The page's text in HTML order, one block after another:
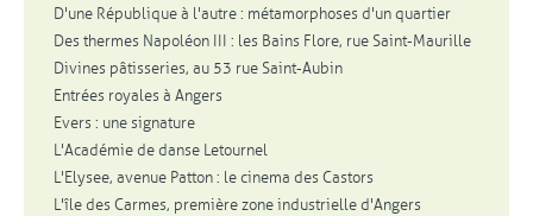
D'une République à l'autre : métamorphoses d'un quartier
Des thermes Napoléon III : les Bains Flore, rue Saint-Maurille
Divines pâtisseries, au 53 rue Saint-Aubin
Entrées royales à Angers
Evers : une signature
L'Académie de danse Letournel
L'Elysee, avenue Patton : le cinema des Castors
L'île des Carmes, première zone industrielle d'Angers